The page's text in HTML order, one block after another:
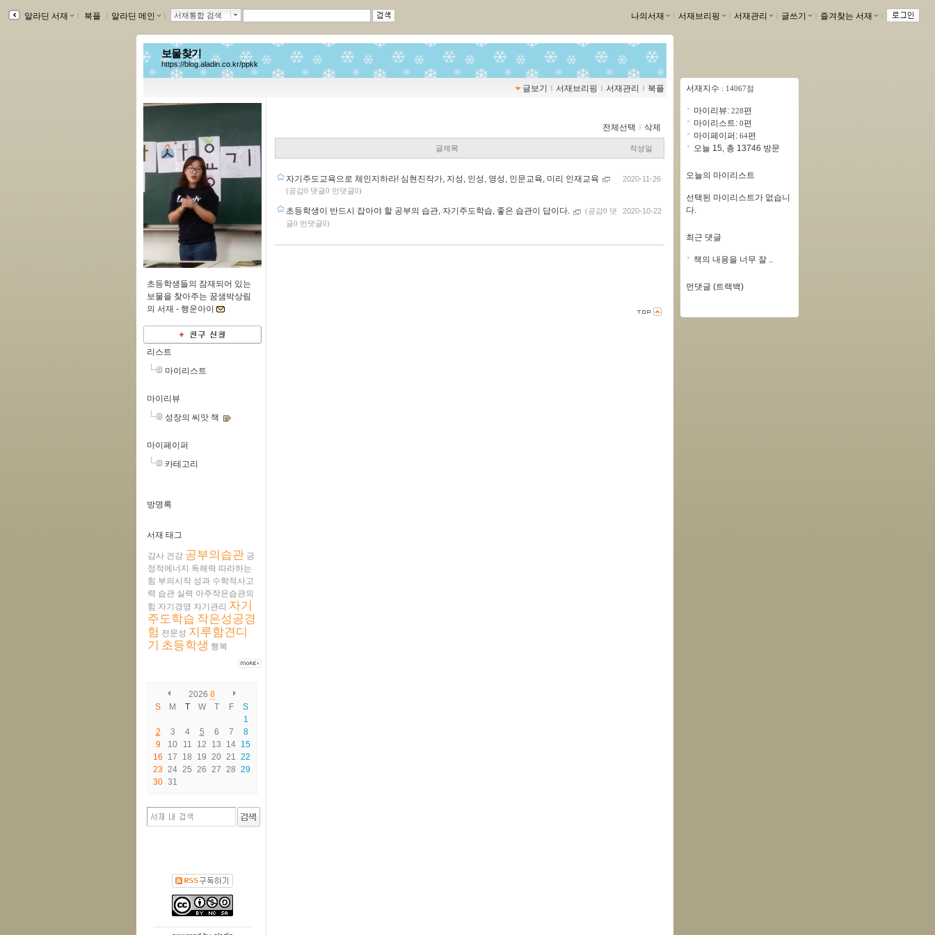
알라딘 서재 북플 알라딘 메인 서재통합 검색 나의서재 서재브리핑 서재관리 글쓰기 즐겨찾는 서재
보물찾기
https://blog.aladin.co.kr/ppkk
글보기 ｌ 서재브리핑 ｌ 서재관리 ｌ 북플
초등학생들의 잠재되어 있는
보물을 찾아주는 꿈샘박상림
의 서재 - 행운아이
리스트
마이리스트
마이리뷰
성장의 씨앗 책
마이페이퍼
카테고리
방명록
서재 태그
감사 건강 공부의습관 긍
정적에너지 독해력 따라하는
힘 부의시작 성과 수학적사고
력 습관 실력 아주작은습관의
힘 자기경영 자기관리 자기
주도학습 작은성공경
험 전문성 지루함견디
기 초등학생 행복
2026 8
S
M T W T F
S
1
2
3 4 5 6 7
8
9
10 11 12 13 14 15
16
17 18 19 20 21 22
23 24 25 26 27 28 29
30 31
전체선택 ｌ 삭제
글제목 작성일
자기주도교육으로 체인지하라! 심현진작가, 지성, 인성, 영성, 인문교육, 미리 인재교육
(공감0 댓글0 먼댓글0)
2020-11-26
초등학생이 반드시 잡아야 할 공부의 습관, 자기주도학습, 좋은 습관이 답이다.
(공감0 댓
글0 먼댓글0)
2020-10-22
서재지수 : 14067점
마이리뷰: 228편
마이리스트: 0편
마이페이퍼: 64편
오늘 15, 총 13746 방문
오늘의 마이리스트
선택된 마이리스트가 없습니
다.
최근 댓글
책의 내용을 너무 잘 ..
먼댓글 (트랙백)